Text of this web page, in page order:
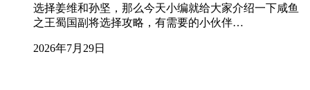
选择姜维和孙坚，那么今天小编就给大家介绍一下咸鱼
之王蜀国副将选择攻略，有需要的小伙伴…
2026年7月29日